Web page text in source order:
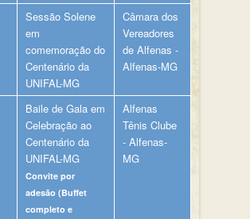
Sessão Solene
em
comemoração do
Centenário da
UNIFAL-MG
Câmara dos
Vereadores
de Alfenas -
Alfenas-MG
Baile de Gala em
Celebração ao
Centenário da
UNIFAL-MG
Convite por
adesão (Buffet
completo e
Alfenas
Tênis Clube
- Alfenas-
MG